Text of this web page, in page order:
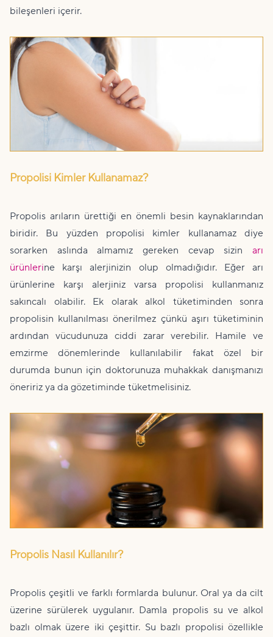
bileşenleri içerir.
Propolisi Kimler Kullanamaz?
Propolis arıların ürettiği en önemli besin kaynaklarından
biridir. Bu yüzden propolisi kimler kullanamaz diye
sorarken aslında almamız gereken cevap sizin arı
ürünlerine karşı alerjinizin olup olmadığıdır. Eğer arı
ürünlerine karşı alerjiniz varsa propolisi kullanmanız
sakıncalı olabilir. Ek olarak alkol tüketiminden sonra
propolisin kullanılması önerilmez çünkü aşırı tüketiminin
ardından vücudunuza ciddi zarar verebilir. Hamile ve
emzirme dönemlerinde kullanılabilir fakat özel bir
durumda bunun için doktorunuza muhakkak danışmanızı
öneririz ya da gözetiminde tüketmelisiniz.
Propolis Nasıl Kullanılır?
Propolis çeşitli ve farklı formlarda bulunur. Oral ya da cilt
üzerine sürülerek uygulanır. Damla propolis su ve alkol
bazlı olmak üzere iki çeşittir. Su bazlı propolisi özellikle